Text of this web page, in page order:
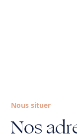
Nous situer
Nos